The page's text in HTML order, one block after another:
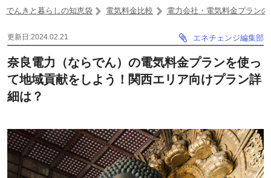
でんきと暮らしの知恵袋 電気料金比較 電力会社・電気料金プランの
更新日:2024.02.21 エネチェンジ編集部
奈良電力（ならでん）の電気料金プランを使っ
て地域貢献をしよう！関西エリア向けプラン詳
細は？